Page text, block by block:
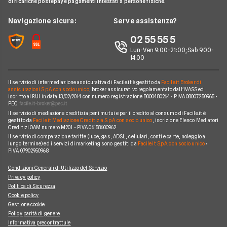
Facile.it Club
Lavora in Facile.it
Notizie Finanziamenti
Notizie Telefonia Mobile
Notizie TV a pagamento
Noleggio Lungo Termine Auto Usate
Noleggio Lungo Termine Auto Elettriche
Notizie noleggio
Navigazione sicura: Serve assistenza?
02 55 55 5
Lun-Ven 9:00-21:00; Sab 9.00-
14.00
Il servizio di intermediazione assicurativa di Facile.it è gestito da Facile.it Broker di
assicurazioni S.p.A. con socio unico, broker assicurativo regolamentato dall'IVASS ed
iscritto al RUI in data 13/02/2014 con numero registrazione B000480264 • P.IVA 08007250965 •
PEC
Il servizio di mediazione creditizia per i mutui e per il credito al consumo di Facile.it è
gestito da Facile.it Mediazione Creditizia S.p.A. con socio unico, iscrizione Elenco Mediatori
Creditizi OAM numero M201 • P.IVA 06158600962
Il servizio di comparazione tariffe (luce, gas, ADSL, cellulari, conti e carte, noleggio a
lungo termine) ed i servizi di marketing sono gestiti da Facile.it S.p.A. con socio unico•
P.IVA 07902950968
Condizioni Generali di Utilizzo del Servizio
Privacy policy
Politica di Sicurezza
Cookie policy
Gestione cookie
Policy parità di genere
Informativa precontrattule